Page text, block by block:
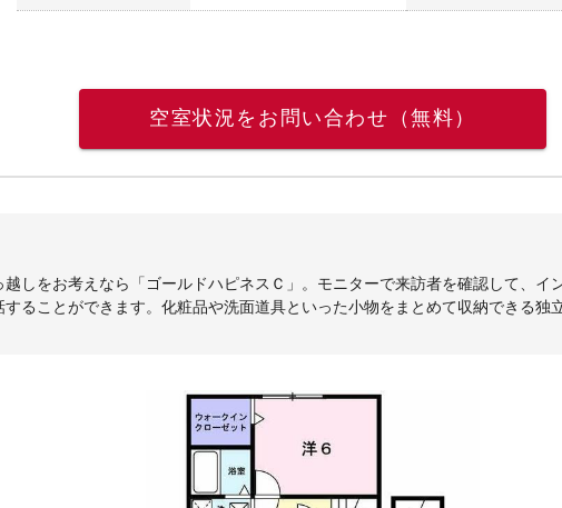
空室状況をお問い合わせ（無料）
しをお考えなら「ゴールドハピネスＣ」。モニターで来訪者を確認して、イ
ることができます。化粧品や洗面道具といった小物をまとめて収納できる独